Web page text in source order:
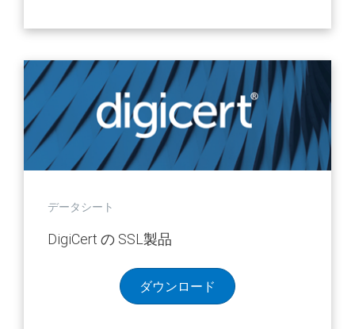
データシート
DigiCert の SSL製品
ダウンロード